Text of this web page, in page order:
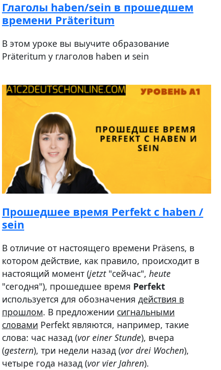
Глаголы haben/sein в прошедшем
времени Präteritum
В этом уроке вы выучите образование
Präteritum у глаголов haben и sein
Прошедшее время Perfekt с haben /
sein
В отличие от настоящего времени Präsens, в
котором действие, как правило, происходит в
настоящий момент (jetzt "сейчас", heute
"сегодня"), прошедшее время Perfekt
используется для обозначения действия в
прошлом. В предложении сигнальными
словами Perfekt являются, например, такие
слова: час назад (vor einer Stunde), вчера
(gestern), три недели назад (vor drei Wochen),
четыре года назад (vor vier Jahren).